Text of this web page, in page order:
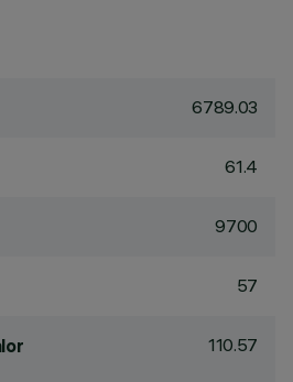
6789.03
61.4
9700
57
110.57